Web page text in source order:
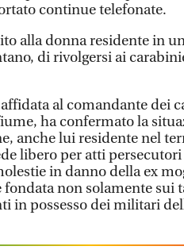
continue telefonate.
alla donna residente in
di rivolgersi ai
al comandante dei
ha confermato la
anche lui residente nel
libero per atti
in danno della ex
non solamente sui
in possesso dei militari